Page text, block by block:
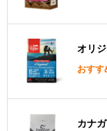
オリ
おすす
カナ